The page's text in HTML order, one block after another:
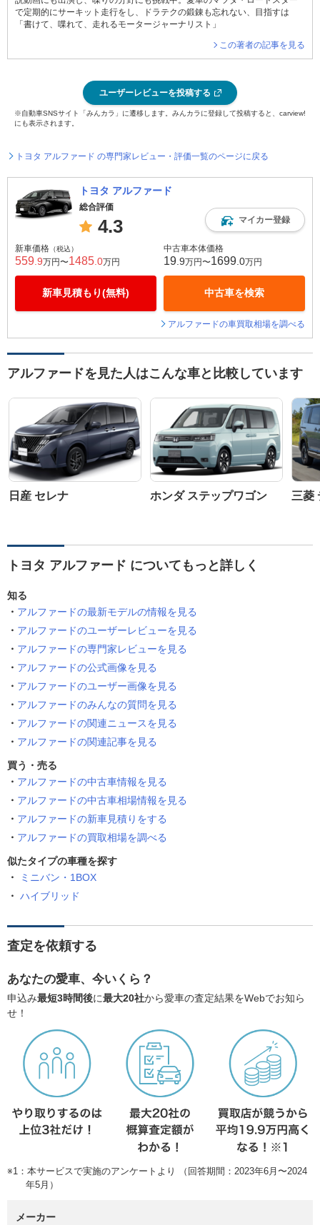
で定期的にサーキット走行をし、ドラテクの鍛錬も忘れない、目指すは
「書けて、喋れて、走れるモータージャーナリスト」
この著者の記事を見る
ユーザーレビューを投稿する
※自動車SNSサイト「みんカラ」に遷移します。みんカラに登録して投稿すると、carview!
にも表示されます。
トヨタ アルファード の専門家レビュー・評価一覧のページに戻る
トヨタ アルファード
総合評価
4.3 マイカー登録
新車価格 （税込）
559 .9万円〜1485 .0万円
新車見積もり(無料)
中古車本体価格
19 .9万円〜1699 .0万円
中古車を検索
アルファードの車買取相場を調べる
アルファードを見た人はこんな車と比較しています
日産 セレナ ホンダ ステップワゴン 三菱
トヨタ アルファード についてもっと詳しく
知る
アルファードの最新モデルの情報を見る
アルファードのユーザーレビューを見る
アルファードの専門家レビューを見る
アルファードの公式画像を見る
アルファードのユーザー画像を見る
アルファードのみんなの質問を見る
アルファードの関連ニュースを見る
アルファードの関連記事を見る
買う・売る
アルファードの中古車情報を見る
アルファードの中古車相場情報を見る
アルファードの新車見積りをする
アルファードの買取相場を調べる
似たタイプの車種を探す
ミニバン・1BOX
ハイブリッド
査定を依頼する
あなたの愛車、今いくら？
申込み最短3時間後に最大20社から愛車の査定結果をWebでお知ら
せ！
※1：本サービスで実施のアンケートより （回答期間：2023年6月〜2024
年5月）
メーカー